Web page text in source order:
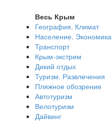
Весь Крым
География. Климат
Население. Экономика
Транспорт
Крым-экстрим
Дикий отдых
Туризм. Развлечения
Пляжное обозрение
Автотуризм
Велотуризм
Дайвинг